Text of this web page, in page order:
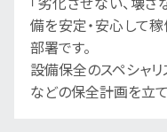
備を安定・安心して
部署です。
設備保全のスペシャリ
などの保全計画を立て